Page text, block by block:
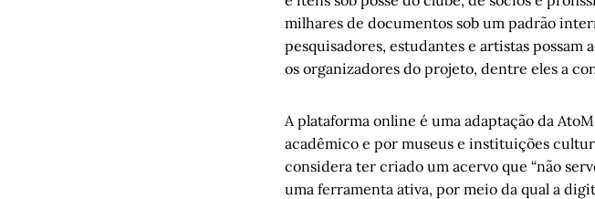
milhares de documentos sob um padrão
pesquisadores, estudantes e artistas possam
os organizadores do projeto, dentre eles a
A plataforma online é uma adaptação da
acadêmico e por museus e instituições
considera ter criado um acervo que “não
uma ferramenta ativa, por meio da qual a